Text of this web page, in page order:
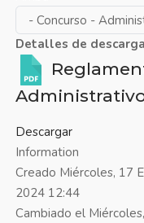
Detalles de descarga
Descargar
Information
Creado Miércoles, 17
2024 12:44
Cambiado el